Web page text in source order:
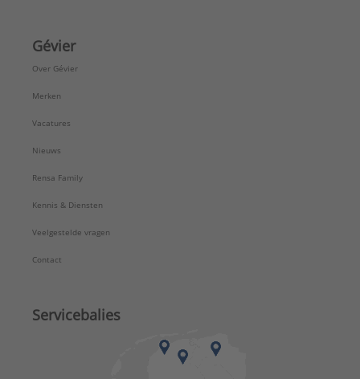
Gévier
Over Gévier
Merken
Vacatures
Nieuws
Rensa Family
Kennis & Diensten
Veelgestelde vragen
Contact
Servicebalies